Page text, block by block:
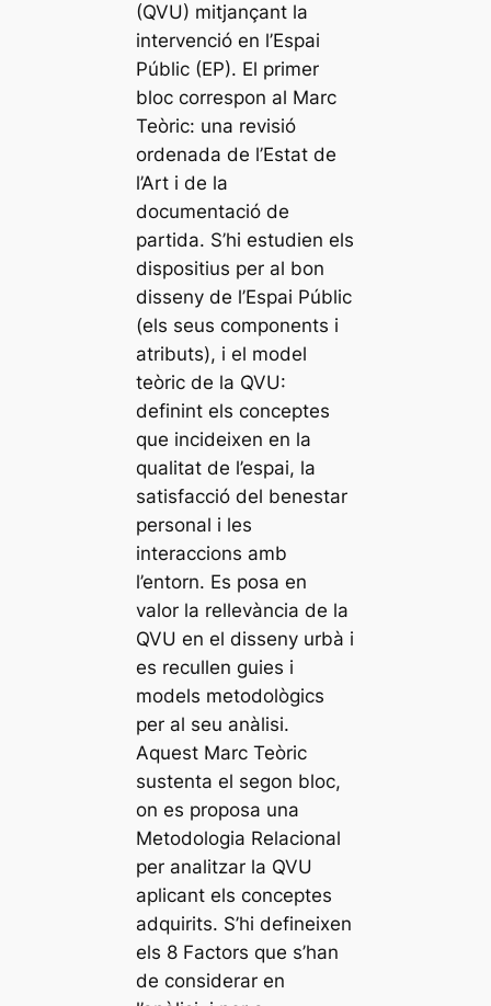
(QVU) mitjançant la
intervenció en l’Espai
Públic (EP). El primer
bloc correspon al Marc
Teòric: una revisió
ordenada de l’Estat de
l’Art i de la
documentació de
partida. S’hi estudien els
dispositius per al bon
disseny de l’Espai Públic
(els seus components i
atributs), i el model
teòric de la QVU:
definint els conceptes
que incideixen en la
qualitat de l’espai, la
satisfacció del benestar
personal i les
interaccions amb
l’entorn. Es posa en
valor la rellevància de la
QVU en el disseny urbà i
es recullen guies i
models metodològics
per al seu anàlisi.
Aquest Marc Teòric
sustenta el segon bloc,
on es proposa una
Metodologia Relacional
per analitzar la QVU
aplicant els conceptes
adquirits. S’hi defineixen
els 8 Factors que s’han
de considerar en